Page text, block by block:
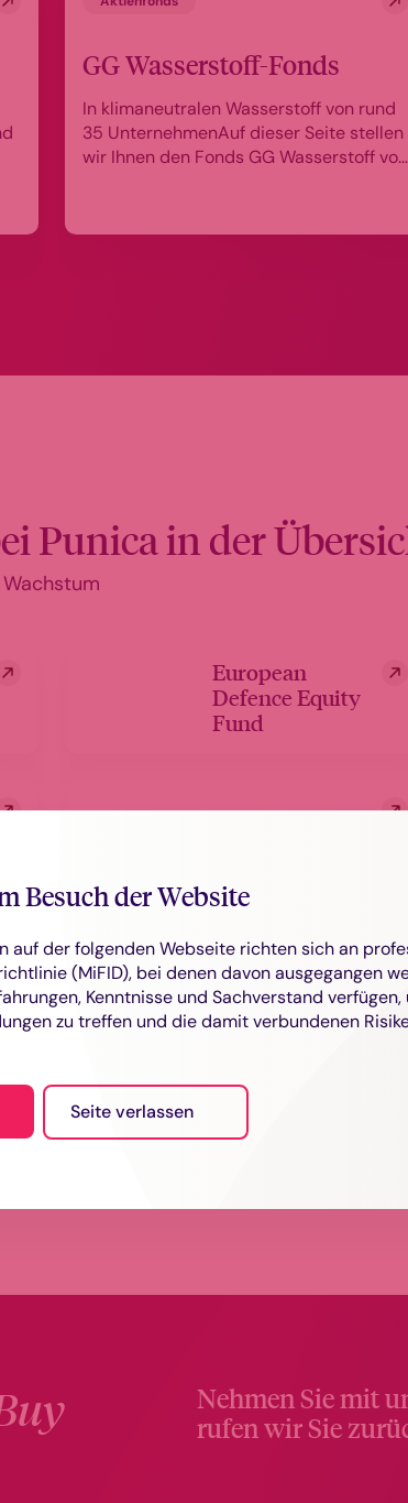
GG Wasserstoff-Fonds
In klimaneutralen Wasserstoff von rund
35 UnternehmenAuf dieser Seite stellen
wir Ihnen den Fonds GG Wasserstoff vor
hinsichtlich Wasserstoff als Investment
Punica in der
European
Defence Equity
Fund
ELM Global
TICO
Aramea Aktien
Nehmen Sie mit
rufen wir Sie
Besuch der Website
auf der folgenden Webseite richten sich an
(MiFID), bei denen davon ausgegangen
Kenntnisse und Sachverstand verfügen,
zu treffen und die damit verbundenen
Seite verlassen